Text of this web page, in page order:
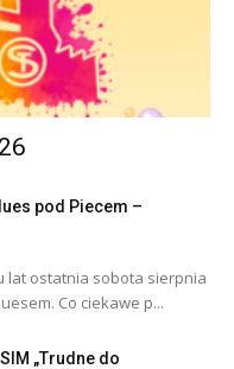
pod Piecem –
lat ostatnia sobota sierpnia
Co ciekawe p...
„Trudne do